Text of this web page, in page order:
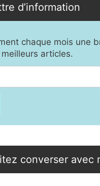
d’information
chaque mois une
articles.
converser avec